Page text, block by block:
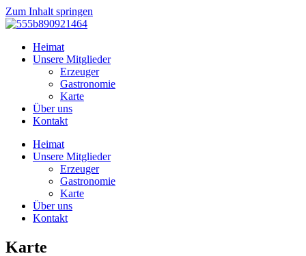
Zum Inhalt springen
Heimat
Unsere Mitglieder
Erzeuger
Gastronomie
Karte
Über uns
Kontakt
Heimat
Unsere Mitglieder
Erzeuger
Gastronomie
Karte
Über uns
Kontakt
Karte